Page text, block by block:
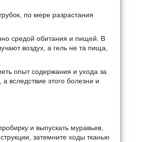
по мере разрастания
средой обитания и пищей. В
воздух, а гель не та пища,
опыт содержания и ухода за
вследствие этого болезни и
и выпускать муравьев,
затемните ходы тканью